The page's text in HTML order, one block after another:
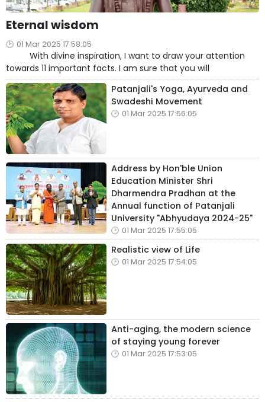
Eternal wisdom
01 Mar 2025 17:58:05
With divine inspiration, I want to draw your attention
towards 11 important facts. I am sure that you will
Patanjali's Yoga, Ayurveda and
Swadeshi Movement
01 Mar 2025 17:56:05
Address by Hon'ble Union
Education Minister Shri
Dharmendra Pradhan at the
Annual function of Patanjali
University "Abhyudaya 2024-25"
01 Mar 2025 17:55:05
Realistic view of Life
01 Mar 2025 17:54:05
Anti-aging, the modern science
of staying young forever
01 Mar 2025 17:53:05